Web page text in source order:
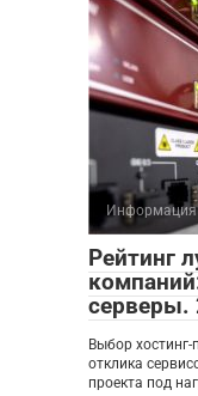
Информация
Рейтинг
серверы.
Выбор
отклика
проекта под